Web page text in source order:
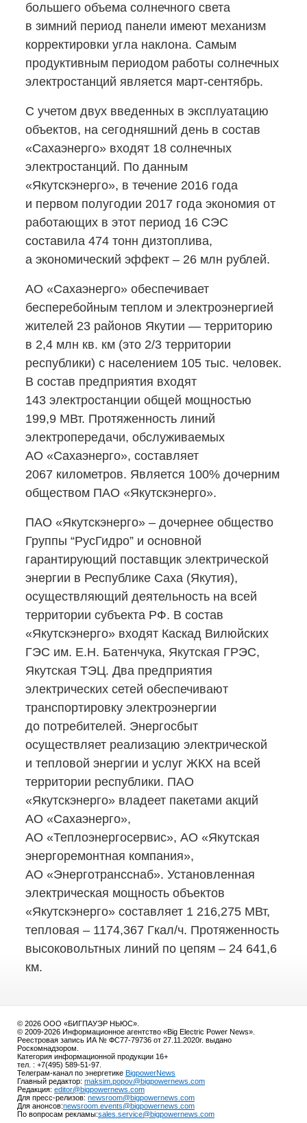
большего объема солнечного света
в зимний период панели имеют механизм
корректировки угла наклона. Самым
продуктивным периодом работы солнечных
электростанций является март-сентябрь.
С учетом двух введенных в эксплуатацию
объектов, на сегодняшний день в состав
«Сахаэнерго» входят 18 солнечных
электростанций. По данным
«Якутскэнерго», в течение 2016 года
и первом полугодии 2017 года экономия от
работающих в этот период 16 СЭС
составила 474 тонн дизтоплива,
а экономический эффект – 26 млн рублей.
АО «Сахаэнерго» обеспечивает
бесперебойным теплом и электроэнергией
жителей 23 районов Якутии — территорию
в 2,4 млн кв. км (это 2/3 территории
республики) с населением 105 тыс. человек.
В состав предприятия входят
143 электростанции общей мощностью
199,9 МВт. Протяженность линий
электропередачи, обслуживаемых
АО «Сахаэнерго», составляет
2067 километров. Является 100% дочерним
обществом ПАО «Якутскэнерго».
ПАО «Якутскэнерго» – дочернее общество
Группы “РусГидро” и основной
гарантирующий поставщик электрической
энергии в Республике Саха (Якутия),
осуществляющий деятельность на всей
территории субъекта РФ. В состав
«Якутскэнерго» входят Каскад Вилюйских
ГЭС им. Е.Н. Батенчука, Якутская ГРЭС,
Якутская ТЭЦ. Два предприятия
электрических сетей обеспечивают
транспортировку электроэнергии
до потребителей. Энергосбыт
осуществляет реализацию электрической
и тепловой энергии и услуг ЖКХ на всей
территории республики. ПАО
«Якутскэнерго» владеет пакетами акций
АО «Сахаэнерго»,
АО «Теплоэнергосервис», АО «Якутская
энергоремонтная компания»,
АО «Энерготрансснаб». Установленная
электрическая мощность объектов
«Якутскэнерго» составляет 1 216,275 МВт,
тепловая – 1174,367 Гкал/ч. Протяженность
высоковольтных линий по цепям – 24 641,6
км.
© 2026 ООО «БИГПАУЭР НЬЮС».
© 2009-2026 Информационное агентство «Big Electric Power News».
Реестровая запись ИА № ФС77-79736 от 27.11.2020г. выдано
Роскомнадзором.
Категория информационной продукции 16+
тел. : +7(495) 589-51-97.
Телеграм-канал по энергетике BigpowerNews
Главный редактор: maksim.popov@bigpowernews.com
Редакция: editor@bigpowernews.com
Для пресс-релизов: newsroom@bigpowernews.com
Для анонсов:newsroom.events@bigpowernews.com
По вопросам рекламы:sales.service@bigpowernews.com